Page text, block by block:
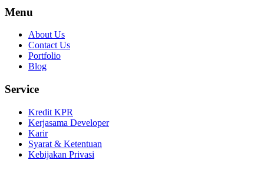
Menu
About Us
Contact Us
Portfolio
Blog
Service
Kredit KPR
Kerjasama Developer
Karir
Syarat & Ketentuan
Kebijakan Privasi